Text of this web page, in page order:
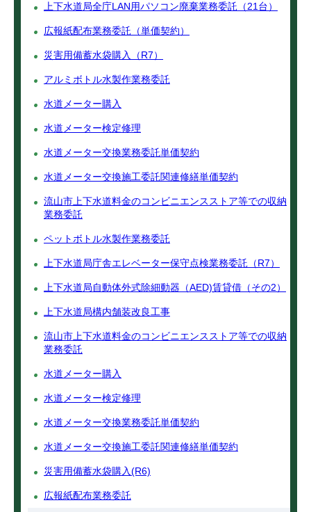
上下水道局全庁LAN用パソコン廃棄業務委託（21台）
広報紙配布業務委託（単価契約）
災害用備蓄水袋購入（R7）
アルミボトル水製作業務委託
水道メーター購入
水道メーター検定修理
水道メーター交換業務委託単価契約
水道メーター交換施工委託関連修繕単価契約
流山市上下水道料金のコンビニエンスストア等での収納
業務委託
ペットボトル水製作業務委託
上下水道局庁舎エレベーター保守点検業務委託（R7）
上下水道局自動体外式除細動器（AED)賃貸借（その2）
上下水道局構内舗装改良工事
流山市上下水道料金のコンビニエンスストア等での収納
業務委託
水道メーター購入
水道メーター検定修理
水道メーター交換業務委託単価契約
水道メーター交換施工委託関連修繕単価契約
災害用備蓄水袋購入(R6)
広報紙配布業務委託